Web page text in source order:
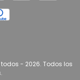
- 2026. Todos los